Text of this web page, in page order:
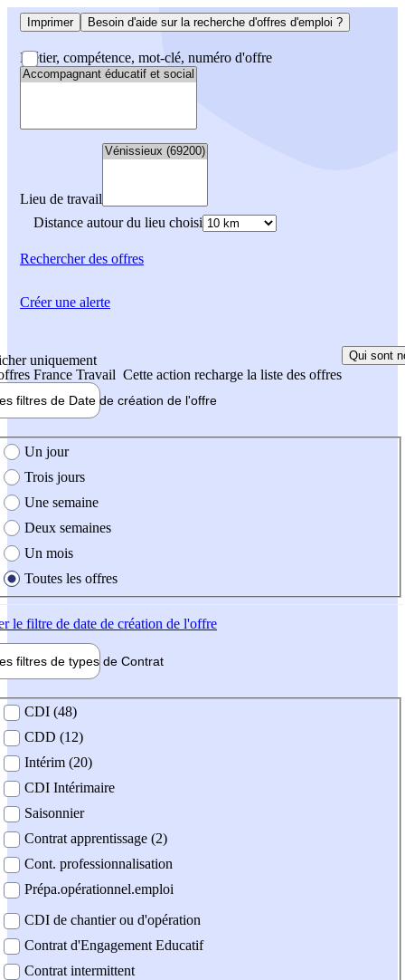
Imprimer Besoin d'aide sur la recherche d'offres d'emploi ?
Métier, compétence, mot-clé, numéro d'offre
Lieu de travail
Distance autour du lieu choisi
Rechercherdes offres
uniquement
France Travail Cette action recharge la liste des offres
Qui sont
filtres de Date de création de l'offre
création de l'offre
Un jour
Trois jours
Une semaine
Deux semaines
Un mois
Toutes les offres
le filtre de date de création de l'offre
filtres de types de Contrat
contrat
CDI (48)
CDD (12)
Intérim (20)
CDI Intérimaire
Saisonnier
Contrat apprentissage (2)
Cont. professionnalisation
Prépa.opérationnel.emploi
CDI de chantier ou d'opération
Contrat d'Engagement Educatif
Contrat intermittent
Créer une alerte